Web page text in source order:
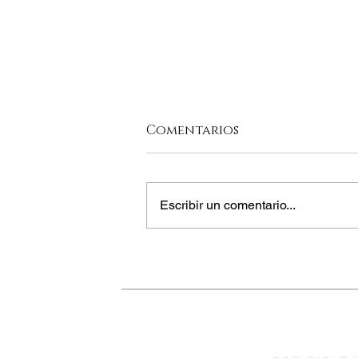
Comentarios
Escribir un comentario...